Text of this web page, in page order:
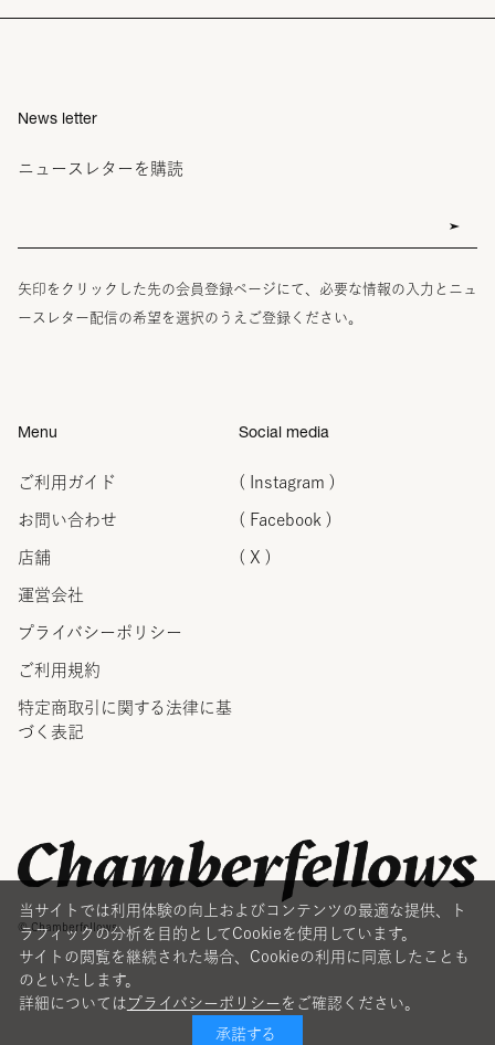
News letter
ニュースレターを購読
矢印をクリックした先の会員登録ページにて、必要な情報の入力とニュ
ースレター配信の希望を選択のうえご登録ください。
Menu
ご利用ガイド
お問い合わせ
店舗
運営会社
プライバシーポリシー
ご利用規約
特定商取引に関する法律に 基
づく表記
Social media
( Instagram )
( Facebook )
( X )
© Chamberfellows
当サイトでは利用体験の向上およびコンテンツの最適な提供、ト
ラフィックの分析を目的としてCookieを使用しています。
サイトの閲覧を継続された場合、Cookieの利用に同意したことも
のといたします。
詳細については プライバシーポリシー をご確認ください。
承諾する